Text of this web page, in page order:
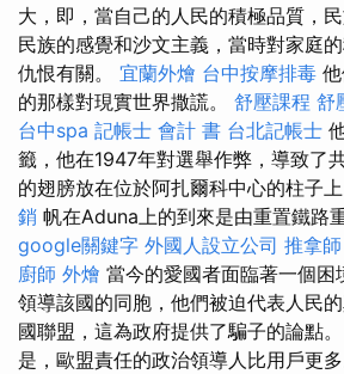
大，即，當自己的人民的積極品質，
民族的感覺和沙文主義，當時對家庭
仇恨有關。 宜蘭外燴 台中按摩排毒
的那樣對現實世界撒謊。 舒壓課程 舒
台中spa 記帳士 會計 書 台北記帳士
籤，他在1947年對選舉作弊，導致了
的翅膀放在位於阿扎爾科中心的柱子上
銷 帆在Aduna上的到來是由重置鐵路
google關鍵字 外國人設立公司 推拿師
廚師 外燴 當今的愛國者面臨著一個困
領導該國的同胞，他們被迫代表人民
國聯盟，這為政府提供了騙子的論點。
是，歐盟責任的政治領導人比用戶更多